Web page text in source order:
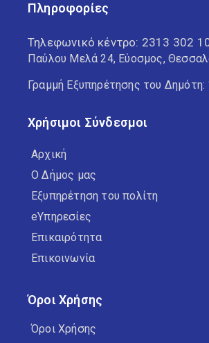
Πληροφορίες
Τηλεφωνικό κέντρο: 2313 302
Παύλου Μελά 24, Εύοσμος,
Γραμμή Εξυπηρέτησης του Δημότη:
Χρήσιμοι Σύνδεσμοι
Αρχική
Ο Δήμος μας
Εξυπηρέτηση του πολίτη
eΥπηρεσίες
Επικαιρότητα
Επικοινωνία
Όροι Χρήσης
Όροι Χρήσης